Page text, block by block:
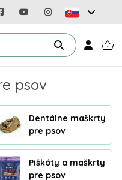
psov
Dentálne maškrty
pre psov
Piškóty a maškrty
pre psov